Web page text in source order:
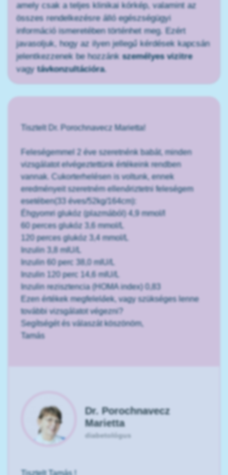
amely csak a teljes klinikai kórkép, valamint az
összes rendelkezésre álló egészségügyi
információ ismeretében történhet meg. Ezért
javasoljuk, hogy az ilyen jellegű kérdések kapcsán
jelentkezzenek be hozzánkszemélyes vizitre
vagytávkonzultációra.
Tisztelt Dr. Porochnavecz Marietta!
Feleségemmel 2 éve szeretnénk babát, minden
vizsgálatot elvégeztettünk értékeink rendben
vannak. Cukorterhelésen is voltunk, ennek
eredményeit szeretném ellenőriztetni feleségem
esetében(33 éves/52kg/164cm):
Éhgyomri glukóz (plazmából) 4,9 mmol/l
60 perces glukóz 3,6 mmol/L
120 perces glukóz 3,4 mmol/L
Inzulin 3,8 mIU/L
Inzulin 60 perc 38,0 mIU/L
Inzulin 120 perc 14,6 mIU/L
Inzulin rezisztencia (HOMA index) 0,83
Ezen értékek megfelelőek, vagy szükséges lenne
további vizsgálatot végezni?
Segítségét és válaszát köszönöm,
Tamás
Dr. Porochnavecz
Marietta
diabetológus
Tisztelt Tamás !